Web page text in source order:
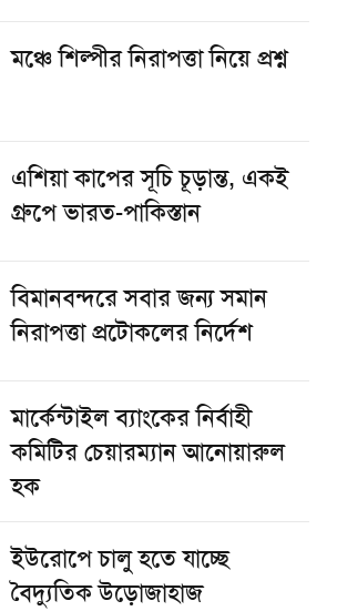
​মঞ্চে শিল্পীর নিরাপত্তা নিয়ে প্রশ্ন
এশিয়া কাপের সূচি চূড়ান্ত, একই
গ্রুপে ভারত-পাকিস্তান
বিমানবন্দরে সবার জন্য সমান
নিরাপত্তা প্রটোকলের নির্দেশ
মার্কেন্টাইল ব্যাংকের নির্বাহী
কমিটির চেয়ারম্যান আনোয়ারুল
হক
ইউরোপে চালু হতে যাচ্ছে
বৈদ্যুতিক উড়োজাহাজ